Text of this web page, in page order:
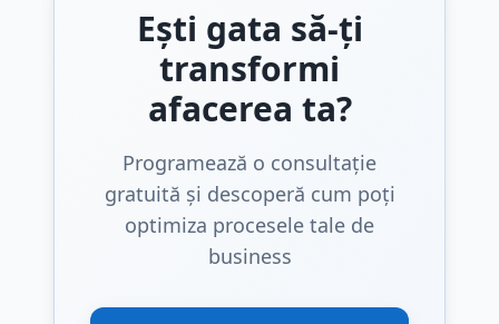
Ești gata să-ți
transformi
afacerea ta?
Programează o consultație
gratuită și descoperă cum poți
optimiza procesele tale de
business